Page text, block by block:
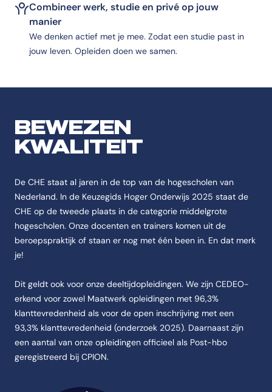
Combineer werk, studie en privé op jouw
manier
We denken actief met je mee. Zodat een studie past in
jouw leven. Opleiden doen we samen.
BEWEZEN
KWALITEIT
De CHE staat al jaren in de top van de hogescholen van
Nederland. In de Keuzegids Hoger Onderwijs 2025 staat de
CHE op de tweede plaats in de categorie middelgrote
hogescholen. Onze docenten en trainers komen uit de
beroepspraktijk of staan er nog met één been in. En dat merk
je!
Dit geldt ook voor onze deeltijdopleidingen. We zijn CEDEO-
erkend voor zowel Maatwerk opleidingen met 96,3%
klanttevredenheid als voor de open inschrijving met een
93,3% klanttevredenheid (onderzoek 2025). Daarnaast zijn
een aantal van onze opleidingen officieel als Post-hbo
geregistreerd bij CPION.